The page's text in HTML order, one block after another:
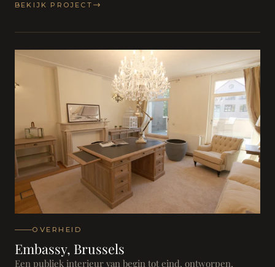
BEKIJK PROJECT
OVERHEID
Embassy, Brussels
Een publiek interieur van begin tot eind, ontworpen,